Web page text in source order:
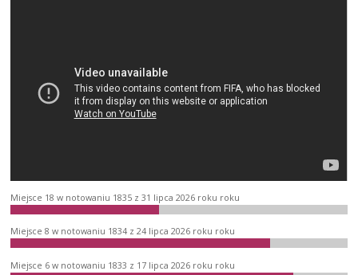
Miejsce 18 w notowaniu 1835 z 31 lipca 2026 roku roku
Miejsce 8 w notowaniu 1834 z 24 lipca 2026 roku roku
Miejsce 6 w notowaniu 1833 z 17 lipca 2026 roku roku